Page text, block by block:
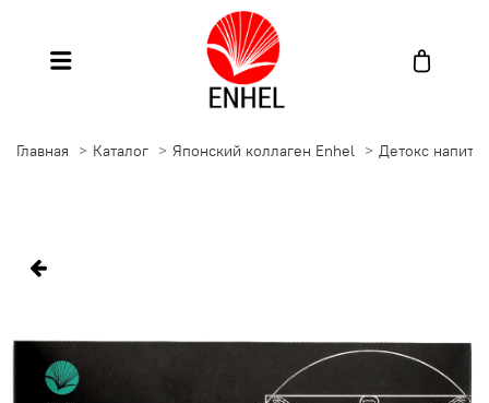
Главная Каталог Японский коллаген Enhel Детокс